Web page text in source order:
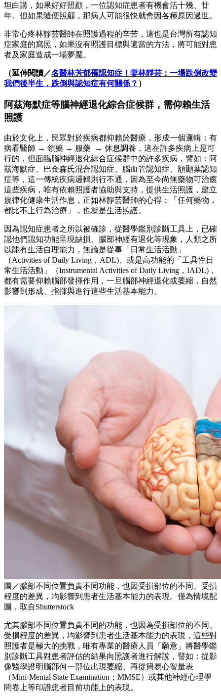
坦白講，如果好好照顧，一位認知症患者有機會活十幾、廿
年。但如果隨便照顧，那病人可能很快就會因各種原因過世。
非常心疼林靜芸醫師在照護過程的辛苦，這也是台灣所有認知
症家庭的寫照，如果沒有照護目標與適當的方法，將可能對患
者及家庭造成一場夢魘。
（延伸閱讀／名醫林芳郁罹認知症！妻林靜芸：一場跌倒改變
我們後半生，跌倒與認知症有何關係？ ）
阿茲海默症等腦神經退化綜合症候群，需仰賴生活
照護
由於文化上，民眾對於疾病都仰賴於醫療，形成一個邏輯：有
病看醫師 → 領藥 → 服藥 → 休息調養，這在許多疾病上是可
行的，但面臨腦神經退化綜合症候群中的許多疾病，譬如：阿
茲海默症、巴金森氏混合認知症、腦血管認知症、額顳葉認知
症等，這一傳統疾病邏輯則行不通，因為至今尚無藥物可治癒
這些疾病，唯有依賴照護者協助與支持，提供生活照護，建立
規律化健康生活作息，正如林靜芸醫師的心得：「任何藥物，
都比不上行為治療」，也就是生活照護。
因為認知症患者之所以被確診，從醫學鑑別診斷工具上，已確
認他們認知功能呈現缺損、腦部神經有退化等現象，人類之所
以能有生活自理能力，無論是從事「日常生活活動」
（Activities of Daily Living，ADL)、或是高功能的「工具性日
常生活活動」（Instrumental Activities of Daily Living，IADL)，
都有需要仰賴腦部發揮作用，一旦腦部神經退化或萎縮，自然
影響到形成、指揮與進行這些生活基本能力。
圖／腦部不同位置負責不同功能，也因受損部位的不同、受損
程度的差異，均影響到患者生活基本能力的表現。僅為情境配
圖，取自Shutterstock
尤其腦部不同位置負責不同的功能，也因為受損部位的不同、
受損程度的差異，均影響到患者生活基本能力的表現，這些對
照護者是極大的挑戰，唯有專業的醫療人員「願意」將醫學鑑
別診斷工具對患者評估的結果向照護者進行解說，譬如：從影
像醫學證明腦部何一部位出現萎縮、再從簡易心智量表
（Mini-Mental State Examination；MMSE）或其他神經心理學
問卷上等印證患者目前功能上的表現。